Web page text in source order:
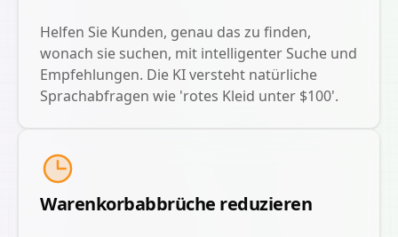
Helfen Sie Kunden, genau das zu finden,
wonach sie suchen, mit intelligenter Suche und
Empfehlungen. Die KI versteht natürliche
Sprachabfragen wie 'rotes Kleid unter $100'.
Warenkorbabbrüche reduzieren